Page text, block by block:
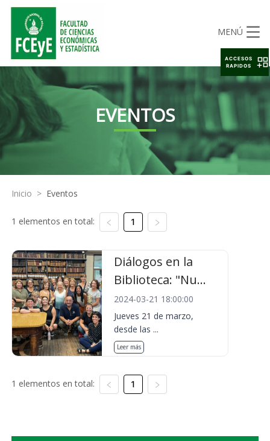
MENÚ
EVENTOS
Inicio > Eventos
1 elementos en total: 1
Diálogos en la
Biblioteca: "Nu...
2024-03-21 18:00:00
Jueves 21 de marzo,
desde las ...
Leer más
1 elementos en total: 1
ACCESOS
RAPIDOS